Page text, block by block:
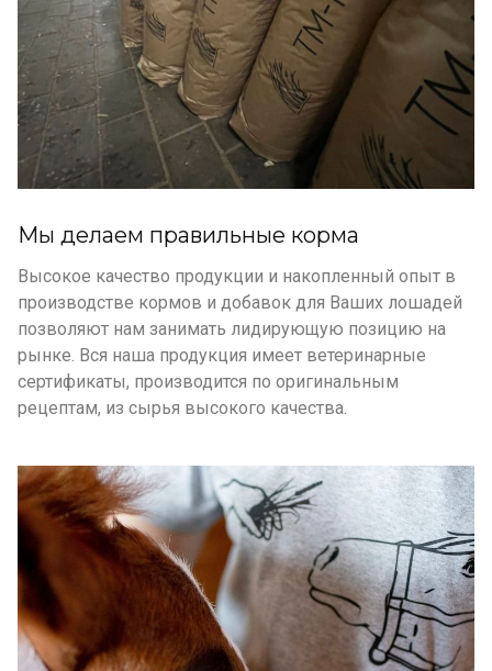
Мы делаем правильные корма
Высокое качество продукции и накопленный опыт в
производстве кормов и добавок для Ваших лошадей
позволяют нам занимать лидирующую позицию на
рынке. Вся наша продукция имеет ветеринарные
сертификаты, производится по оригинальным
рецептам, из сырья высокого качества.